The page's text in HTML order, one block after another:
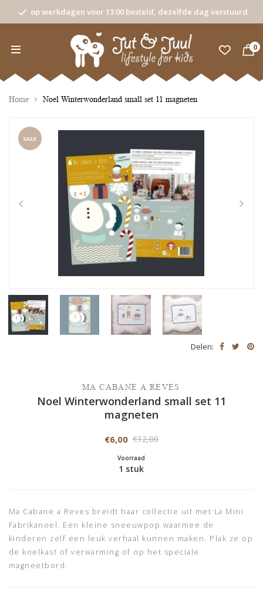
op werkdagen voor 13:00 besteld, dezelfde dag verstuurd
0
Home Noel Winterwonderland small set 11 magneten
SALE
Delen:
MA CABANE A REVES
Noel Winterwonderland small set 11
magneten
€6,00 €12,00
Voorraad
1 stuk
Ma Cabane a Reves breidt haar collectie uit met La Mini
Fabrikanoel. Een kleine sneeuwpop waarmee de
kinderen zelf een leuk verhaal kunnen maken. Plak ze op
de koelkast of verwarming of op het speciale
magneetbord.